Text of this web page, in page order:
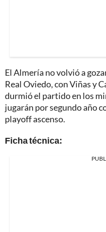
El Almería no volvió a
Real Oviedo, con Viñas y
durmió el partido en los
jugarán por segundo año
playoff ascenso.
Ficha técnica: